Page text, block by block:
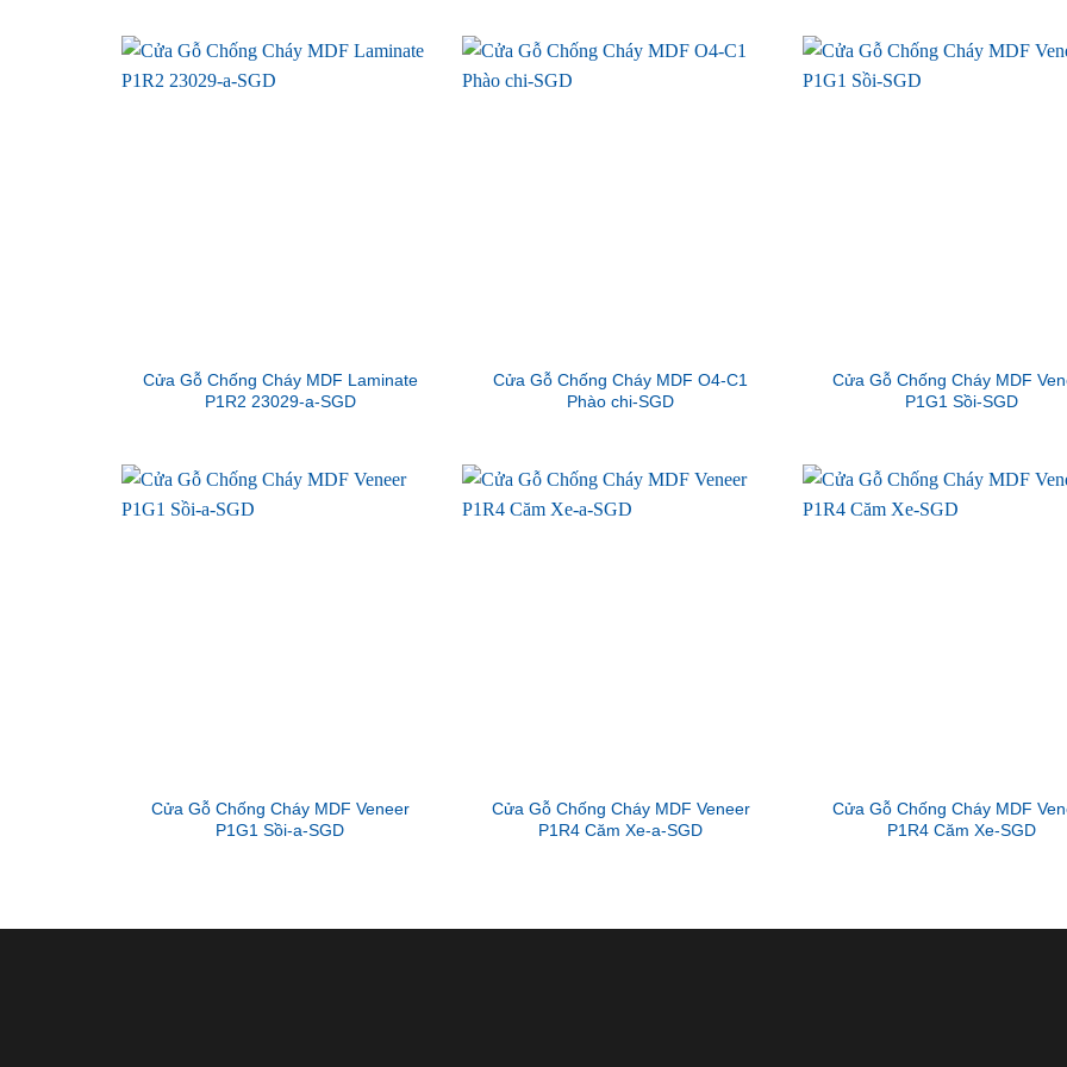
Cửa Gỗ Chống Cháy MDF Laminate
P1R2 23029-a-SGD
Cửa Gỗ Chống Cháy MDF O4-C1
Phào chi-SGD
Cửa Gỗ Chống Cháy MDF
P1G1 Sồi-SGD
Cửa Gỗ Chống Cháy MDF Veneer
P1G1 Sồi-a-SGD
Cửa Gỗ Chống Cháy MDF Veneer
P1R4 Căm Xe-a-SGD
Cửa Gỗ Chống Cháy MDF
P1R4 Căm Xe-SGD